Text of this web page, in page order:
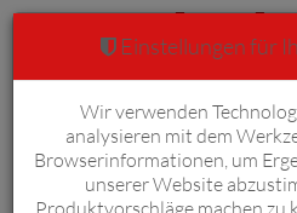
Anmelden
Einstellungen für
Wir verwenden
analysieren mit dem
Browserinformationen, um
unserer Website
Produktvorschläge machen